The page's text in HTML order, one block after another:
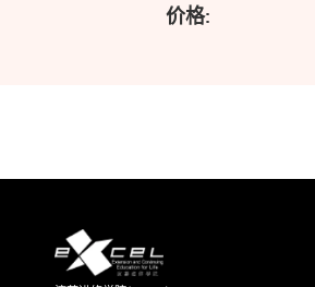
价格: